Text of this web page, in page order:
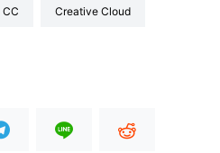
CC Creative Cloud